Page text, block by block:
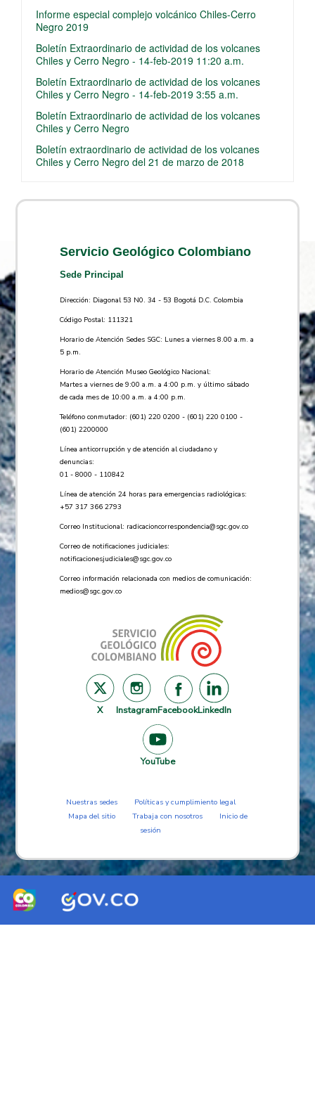
Informe especial complejo volcánico Chiles-Cerro
Negro 2019
Boletín Extraordinario de actividad de los volcanes
Chiles y Cerro Negro - 14-feb-2019 11:20 a.m.
Boletín Extraordinario de actividad de los volcanes
Chiles y Cerro Negro - 14-feb-2019 3:55 a.m.
Boletín Extraordinario de actividad de los volcanes
Chiles y Cerro Negro
Boletín extraordinario de actividad de los volcanes
Chiles y Cerro Negro del 21 de marzo de 2018
Servicio Geológico Colombiano
Sede Principal
Dirección: Diagonal 53 N0. 34 - 53 Bogotá D.C. Colombia
Código Postal: 111321
Horario de Atención Sedes SGC: Lunes a viernes 8.00 a.m. a
5 p.m.
Horario de Atención Museo Geológico Nacional:
Martes a viernes de 9:00 a.m. a 4:00 p.m. y último sábado
de cada mes de 10:00 a.m. a 4:00 p.m.
Teléfono conmutador: (601) 220 0200 - (601) 220 0100 -
(601) 2200000
Línea anticorrupción y de atención al ciudadano y
denuncias:
01 - 8000 - 110842
Línea de atención 24 horas para emergencias radiológicas:
+57 ​317 366 2793
Correo Institucional: radicacioncorrespondencia@sgc.gov.co
Correo de notificaciones judiciales:
notificacionesjudiciales@sgc.gov.co
Correo información relacionada con medios de comunicación:
medios@sgc.gov.co
X InstagramFacebookLinkedIn
YouTube
Nuestras sedes
Políticas y cumplimiento legal
Mapa del sitio
Trabaja con nosotros
Inicio de
sesión